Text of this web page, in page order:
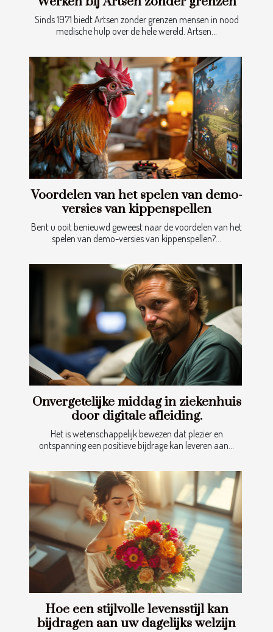
Sinds 1971 biedt Artsen zonder grenzen mensen in nood
medische hulp over de hele wereld. Artsen...
Voordelen van het spelen van demo-
versies van kippenspellen
Bent u ooit benieuwd geweest naar de voordelen van het
spelen van demo-versies van kippenspellen?...
Onvergetelijke middag in ziekenhuis
door digitale afleiding.
Het is wetenschappelijk bewezen dat plezier en
ontspanning een positieve bijdrage kan leveren aan...
Hoe een stijlvolle levensstijl kan
bijdragen aan uw dagelijks welzijn